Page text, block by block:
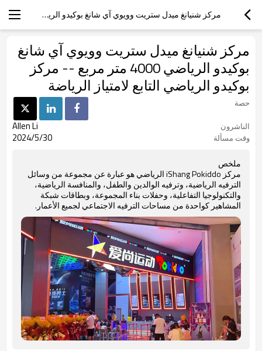
مركز شنيانغ ميدل ستريت وويوي آي شانغ بوكيدو الرياضي 4000 متر مربع -- مركز بوكيدو الرياضي التابع لامتياز الرياضة
مركز شنيانغ ميدل ستريت وويوي آي شانغ
بوكيدو الرياضي 4000 متر مربع -- مركز
بوكيدو الرياضي التابع لامتياز الرياضة
حصة
الناشرون
Allen Li
وقت مسألة 2024/5/30
ملخص
مركز iShang Pokiddo الرياضي هو عبارة عن مجموعة من وسائل
الترفيه الرياضية، وترفيه الوالدين والطفل، والمنافسة الرياضية،
والتكنولوجيا التفاعلية، وحفلات بناء المجموعة، وبطاقات شبكة
المشاهير كواحدة من مساحات الترفيه الاجتماعي لجميع الأعمار.